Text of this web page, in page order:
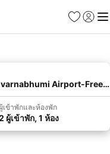
รายการโป
เข้าสู่ร
เมนู
Airport-Free
เข้าพักและห้องพัก
ผู้เข้าพัก, 1 ห้อง